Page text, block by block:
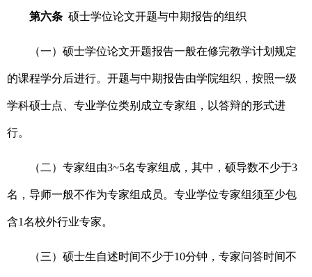
第六条 硕士学位论文开题与中期报告的组织
（一）硕士学位论文开题报告一般在修完教学计划规定
的课程学分后进行。开题与中期报告由学院组织，按照一级
学科硕士点、专业学位类别成立专家组，以答辩的形式进
行。
（二）专家组由3~5名专家组成，其中，硕导数不少于3
名，导师一般不作为专家组成员。专业学位专家组须至少包
含1名校外行业专家。
（三）硕士生自述时间不少于10分钟，专家问答时间不